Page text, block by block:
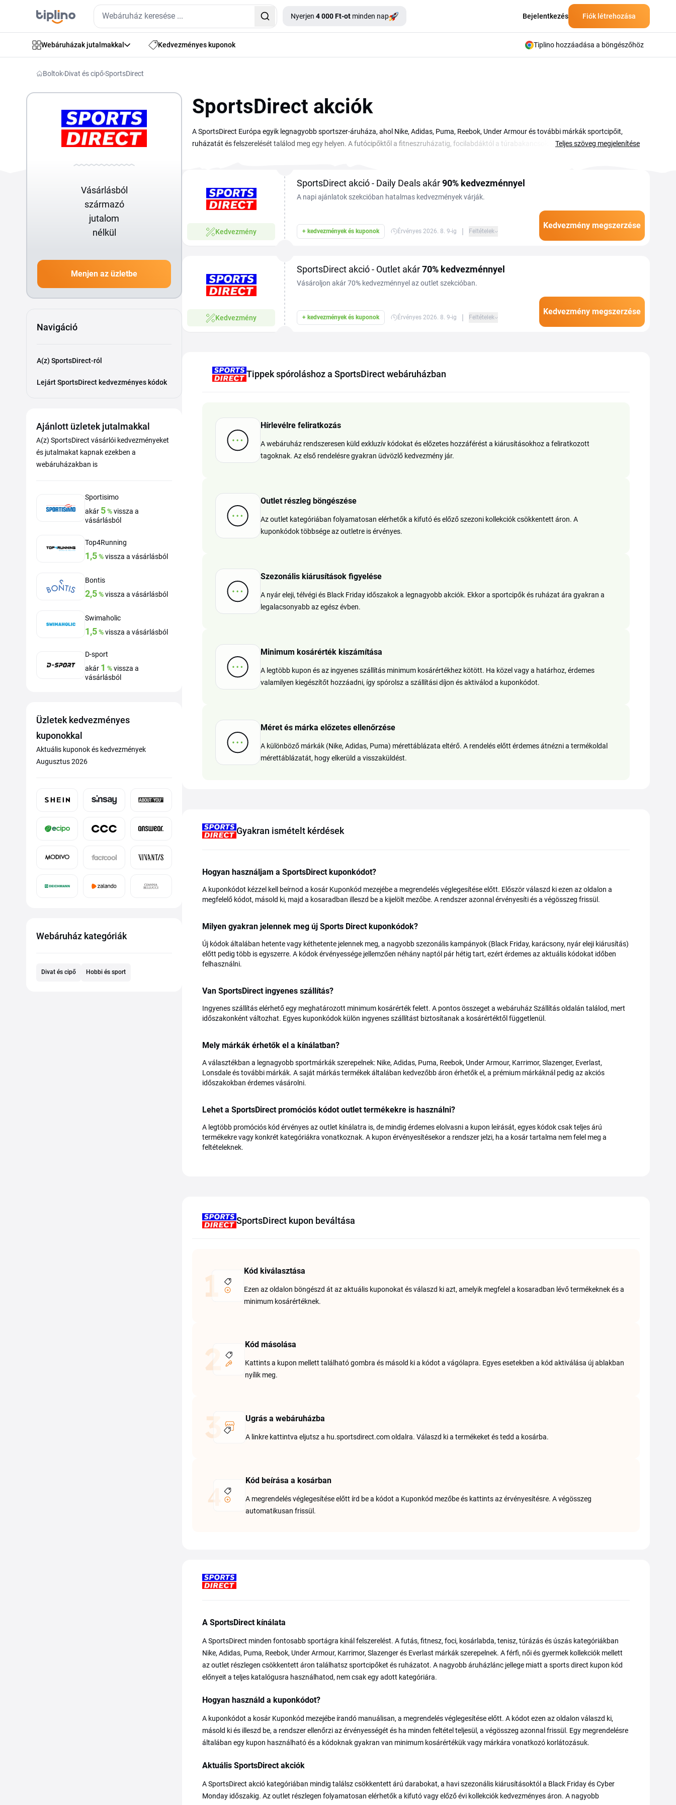
Nyerjen 4 000 Ft-ot minden nap Bejelentkezés Fiók létrehozása
Webáruházak jutalmakkal Kedvezményes kuponok Tiplino hozzáadása a böngészőhöz
Boltok Divat és cipőSportsDirect
Vásárlásból
származó
jutalom
nélkül
Menjen az üzletbe
Navigáció
A(z) SportsDirect-ról
Lejárt SportsDirect kedvezményes kódok
Ajánlott üzletek jutalmakkal
A(z) SportsDirect vásárlói kedvezményeket
és jutalmakat kapnak ezekben a
webáruházakban is
Sportisimo
akár 5%vissza a
vásárlásból
Top4Running
1,5%vissza a vásárlásból
Bontis
2,5%vissza a vásárlásból
Swimaholic
1,5%vissza a vásárlásból
D-sport
akár 1 %vissza a
vásárlásból
Üzletek kedvezményes
kuponokkal
Aktuális kuponok és kedvezmények
Augusztus 2026
Webáruház kategóriák
Divat és cipő Hobbi és sport
SportsDirect akciók
A SportsDirect Európa egyik legnagyobb sportszer-áruháza, ahol Nike, Adidas, Puma, Reebok, Under Armour és további márkák sportcipőit,
ruházatát és felszerelését találod meg egy helyen. A futócipőktől a fitneszruházatig, focilabdáktól a túrabakancsokig minden sportoló
a kosarad tartalmához érvényes SportsDirect promóciós kód társul, a megtakarítás tovább nőhet. A kódokat ezen az oldalon találod és a kosár
Kuponkód mezejébe írhatod be a fizetés véglegesítése előtt.
Teljes szöveg megjelenítése
Kedvezmény
SportsDirect akció - Daily Deals akár90% kedvezménnyel
A napi ajánlatok szekcióban hatalmas kedvezmények várják.
+ kedvezmények és kuponok Érvényes 2026. 8. 9-ig | Feltételek
Kedvezmény megszerzése
Kedvezmény
SportsDirect akció - Outlet akár70% kedvezménnyel
Vásároljon akár 70% kedvezménnyel az outlet szekcióban.
+ kedvezmények és kuponok Érvényes 2026. 8. 9-ig | Feltételek
Kedvezmény megszerzése
Tippek spóroláshoz a SportsDirect webáruházban
Hírlevélre feliratkozás
A webáruház rendszeresen küld exkluzív kódokat és előzetes hozzáférést a kiárusításokhoz a feliratkozott
tagoknak. Az első rendelésre gyakran üdvözlő kedvezmény jár.
Outlet részleg böngészése
Az outlet kategóriában folyamatosan elérhetők a kifutó és előző szezoni kollekciók csökkentett áron. A
kuponkódok többsége az outletre is érvényes.
Szezonális kiárusítások figyelése
A nyár eleji, télvégi és Black Friday időszakok a legnagyobb akciók. Ekkor a sportcipők és ruházat ára gyakran a
legalacsonyabb az egész évben.
Minimum kosárérték kiszámítása
A legtöbb kupon és az ingyenes szállítás minimum kosárértékhez kötött. Ha közel vagy a határhoz, érdemes
valamilyen kiegészítőt hozzáadni, így spórolsz a szállítási díjon és aktiválod a kuponkódot.
Méret és márka előzetes ellenőrzése
A különböző márkák (Nike, Adidas, Puma) mérettáblázata eltérő. A rendelés előtt érdemes átnézni a termékoldal
mérettáblázatát, hogy elkerüld a visszaküldést.
Gyakran ismételt kérdések
Hogyan használjam a SportsDirect kuponkódot?
A kuponkódot kézzel kell beírnod a kosár Kuponkód mezejébe a megrendelés véglegesítése előtt. Először válaszd ki ezen az oldalon a
megfelelő kódot, másold ki, majd a kosaradban illeszd be a kijelölt mezőbe. A rendszer azonnal érvényesíti és a végösszeg frissül.
Milyen gyakran jelennek meg új Sports Direct kuponkódok?
Új kódok általában hetente vagy kéthetente jelennek meg, a nagyobb szezonális kampányok (Black Friday, karácsony, nyár eleji kiárusítás)
előtt pedig több is egyszerre. A kódok érvényessége jellemzően néhány naptól pár hétig tart, ezért érdemes az aktuális kódokat időben
felhasználni.
Van SportsDirect ingyenes szállítás?
Ingyenes szállítás elérhető egy meghatározott minimum kosárérték felett. A pontos összeget a webáruház Szállítás oldalán találod, mert
időszakonként változhat. Egyes kuponkódok külön ingyenes szállítást biztosítanak a kosárértéktől függetlenül.
Mely márkák érhetők el a kínálatban?
A választékban a legnagyobb sportmárkák szerepelnek: Nike, Adidas, Puma, Reebok, Under Armour, Karrimor, Slazenger, Everlast,
Lonsdale és további márkák. A saját márkás termékek általában kedvezőbb áron érhetők el, a prémium márkáknál pedig az akciós
időszakokban érdemes vásárolni.
Lehet a SportsDirect promóciós kódot outlet termékekre is használni?
A legtöbb promóciós kód érvényes az outlet kínálatra is, de mindig érdemes elolvasni a kupon leírását, egyes kódok csak teljes árú
termékekre vagy konkrét kategóriákra vonatkoznak. A kupon érvényesítésekor a rendszer jelzi, ha a kosár tartalma nem felel meg a
feltételeknek.
SportsDirect kupon beváltása
Kód kiválasztása
Ezen az oldalon böngészd át az aktuális kuponokat és válaszd ki azt, amelyik megfelel a kosaradban lévő termékeknek és a
minimum kosárértéknek.
Kód másolása
Kattints a kupon mellett található gombra és másold ki a kódot a vágólapra. Egyes esetekben a kód aktiválása új ablakban
nyílik meg.
Ugrás a webáruházba
A linkre kattintva eljutsz a hu.sportsdirect.com oldalra. Válaszd ki a termékeket és tedd a kosárba.
Kód beírása a kosárban
A megrendelés véglegesítése előtt írd be a kódot a Kuponkód mezőbe és kattints az érvényesítésre. A végösszeg
automatikusan frissül.
A SportsDirect kínálata
A SportsDirect minden fontosabb sportágra kínál felszerelést. A futás, fitnesz, foci, kosárlabda, tenisz, túrázás és úszás kategóriákban
Nike, Adidas, Puma, Reebok, Under Armour, Karrimor, Slazenger és Everlast márkák szerepelnek. A férfi, női és gyermek kollekciók mellett
az outlet részlegen csökkentett áron találhatsz sportcipőket és ruházatot. A nagyobb áruházlánc jellege miatt a sports direct kupon kód
előnyeit a teljes katalógusra használhatod, nem csak egy adott kategóriára.
Hogyan használd a kuponkódot?
A kuponkódot a kosár Kuponkód mezejébe írandó manuálisan, a megrendelés véglegesítése előtt. A kódot ezen az oldalon válaszd ki,
másold ki és illeszd be, a rendszer ellenőrzi az érvényességét és ha minden feltétel teljesül, a végösszeg azonnal frissül. Egy megrendelésre
általában egy kupon használható és a kódoknak gyakran van minimum kosárértékük vagy márkára vonatkozó korlátozásuk.
Aktuális SportsDirect akciók
A SportsDirect akció kategóriában mindig találsz csökkentett árú darabokat, a havi szezonális kiárusításoktól a Black Friday és Cyber
Monday időszakig. Az outlet részlegen folyamatosan elérhetők a kifutó vagy előző évi kollekciók kedvezményes áron. A nagyobb